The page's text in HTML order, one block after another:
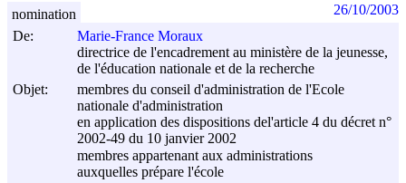
De:
Marie-France Moraux
directrice de l'encadrement au ministère de la jeunesse,
de l'éducation nationale et de la recherche
Objet:
membres du conseil d'administration de l'Ecole
nationale d'administration
en application des dispositions del'article 4 du décret n°
2002-49 du 10 janvier 2002
membres appartenant aux administrations
auxquelles prépare l'école
nomination 26/10/2003